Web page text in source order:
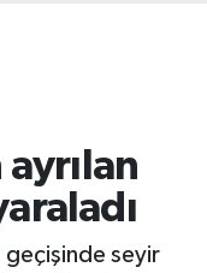
geçişinde seyir